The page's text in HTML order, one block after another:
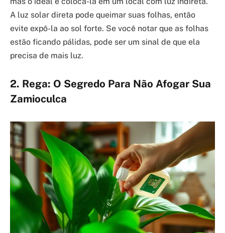
A luz solar direta pode queimar suas folhas, então
evite expô-la ao sol forte. Se você notar que as folhas
estão ficando pálidas, pode ser um sinal de que ela
precisa de mais luz.
2. Rega: O Segredo Para Não Afogar Sua
Zamioculca